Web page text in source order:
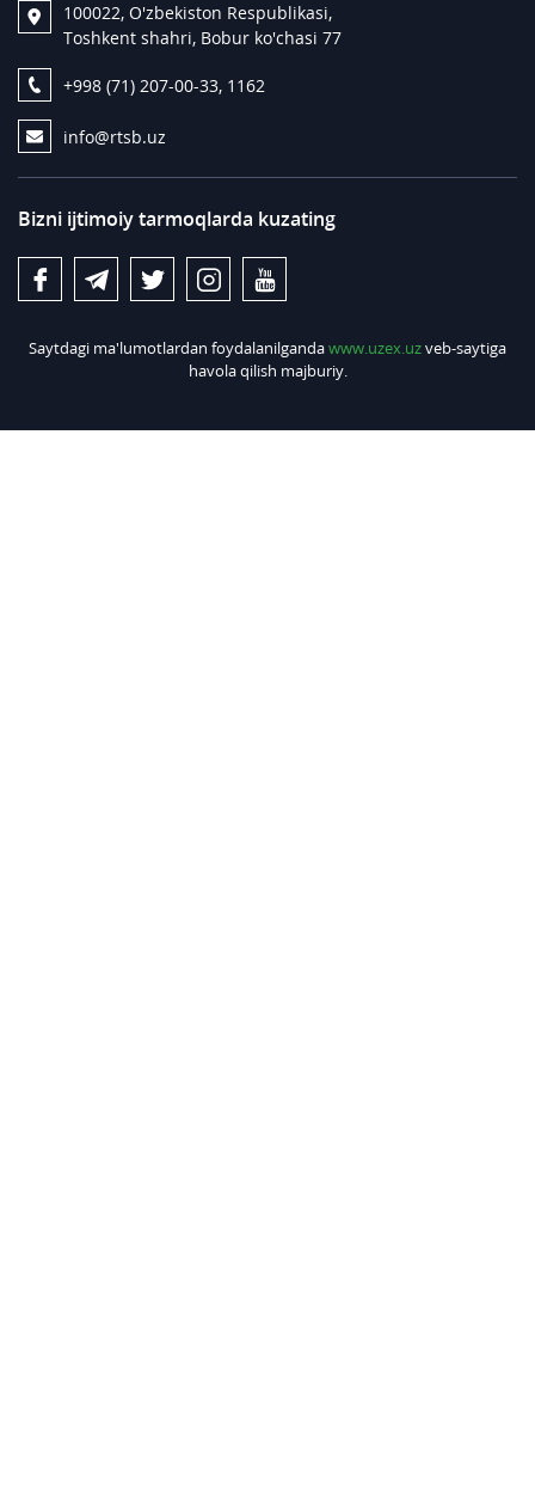
100022, O'zbekiston Respublikasi,
Toshkent shahri, Bobur ko'chasi 77
+998 (71) 207-00-33, 1162
info@rtsb.uz
Bizni ijtimoiy tarmoqlarda kuzating
Saytdagi ma'lumotlardan foydalanilgandawww.uzex.uzveb-saytiga
havola qilish majburiy.